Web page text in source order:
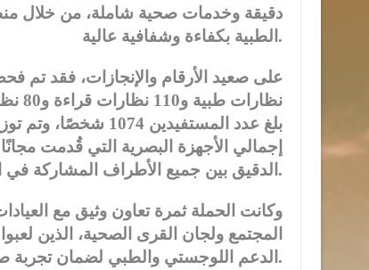
دقيقة وخدمات صحية شاملة، من خلال
الطبية بكفاءة وشفافية عالية.
الدقيق بين جميع الأطراف المشاركة في المبادرة.
وكانت الحملة ثمرة تعاون وثيق مع
المجتمع ولجان القرى الصحية، الذين
الدعم اللوجستي والطبي لضمان تجربة صحية متكاملة لكل المستفيدين.